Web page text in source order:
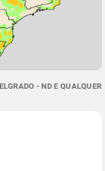
- ND E QUALQUER